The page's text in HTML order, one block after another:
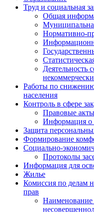
Труд и социальная
Общая
Нормативно-
Деятельность
Работы по
населения
Контроль в сфере
Правовые акты
Информация о
Защита
Формирование
Социально-
Протоколы
Информация для
Жилье
Комиссия по делам
прав
Наименование